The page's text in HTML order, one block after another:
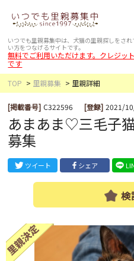
いつでも里親募集中は、犬猫の里親探しをされ
い方をつなげるサイトです。
無料でご利用いただけます。クレジッ
です
TOP
里親募集 里親詳細
[掲載番号] C322596 [登録] 2021/
あまあま♡三毛子
募集
ツイート シェア
検